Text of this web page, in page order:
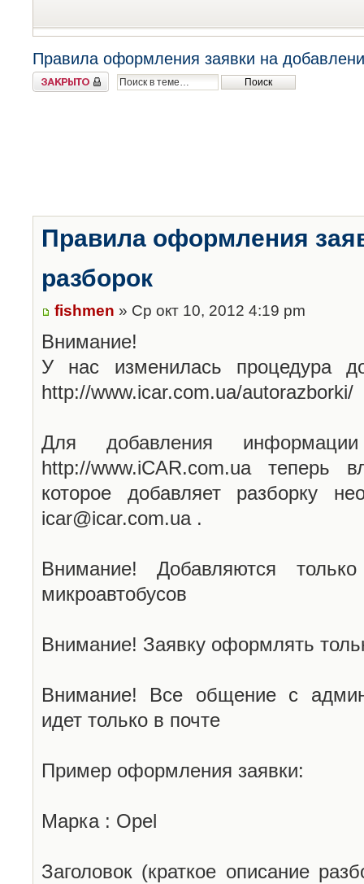
Правила оформления заявки на
Закрыто
Правила оформления
разборок
fishmen » Ср окт 10, 2012 4:19 pm
Внимание!
У нас изменилась процедура
http://www.icar.com.ua/autorazborki/
Для добавления
http://www.iCAR.com.ua теперь
которое добавляет разборку
icar@icar.com.ua .
Внимание! Добавляются
микроавтобусов
Внимание! Заявку оформлять
Внимание! Все общение с
идет только в почте
Пример оформления заявки:
Марка : Opel
Заголовок (краткое описание